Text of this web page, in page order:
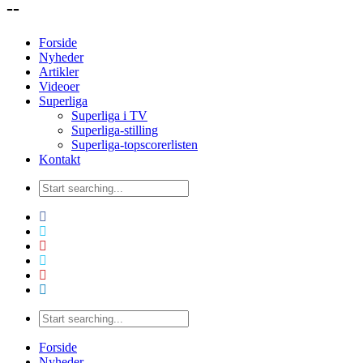
--
Forside
Nyheder
Artikler
Videoer
Superliga
Superliga i TV
Superliga-stilling
Superliga-topscorerlisten
Kontakt
Forside